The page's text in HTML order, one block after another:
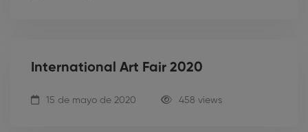
International Art Fair 2020
15 de mayo de 2020 458 views